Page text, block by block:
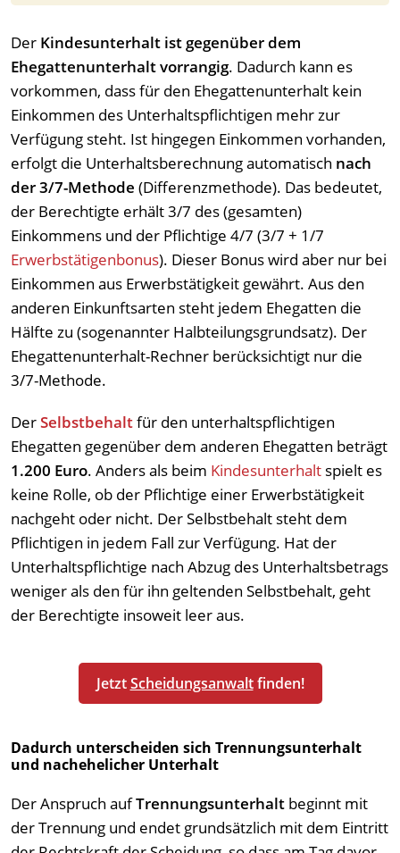
Der Kindesunterhalt ist gegenüber dem
Ehegattenunterhalt vorrangig. Dadurch kann es
vorkommen, dass für den Ehegattenunterhalt kein
Einkommen des Unterhaltspflichtigen mehr zur
Verfügung steht. Ist hingegen Einkommen vorhanden,
erfolgt die Unterhaltsberechnung automatisch nach
der 3/7-Methode (Differenzmethode). Das bedeutet,
der Berechtigte erhält 3/7 des (gesamten)
Einkommens und der Pflichtige 4/7 (3/7 + 1/7
Erwerbstätigenbonus). Dieser Bonus wird aber nur bei
Einkommen aus Erwerbstätigkeit gewährt. Aus den
anderen Einkunftsarten steht jedem Ehegatten die
Hälfte zu (sogenannter Halbteilungsgrundsatz). Der
Ehegattenunterhalt-Rechner berücksichtigt nur die
3/7-Methode.
DerSelbstbehaltfür den unterhaltspflichtigen
Ehegatten gegenüber dem anderen Ehegatten beträgt
1.200 Euro. Anders als beim Kindesunterhalt spielt es
keine Rolle, ob der Pflichtige einer Erwerbstätigkeit
nachgeht oder nicht. Der Selbstbehalt steht dem
Pflichtigen in jedem Fall zur Verfügung. Hat der
Unterhaltspflichtige nach Abzug des Unterhaltsbetrags
weniger als den für ihn geltenden Selbstbehalt, geht
der Berechtigte insoweit leer aus.
JetztScheidungsanwaltfinden!
Dadurch unterscheiden sich Trennungsunterhalt
und nachehelicher Unterhalt
Der Anspruch aufTrennungsunterhalt beginnt mit
der Trennung und endet grundsätzlich mit dem Eintritt